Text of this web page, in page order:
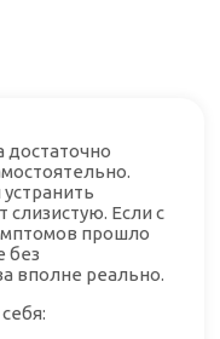
достаточно
Если с
прошло
без
вполне реально.